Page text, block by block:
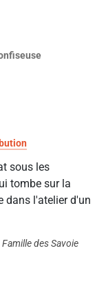
sous les
tombe sur la
dans l'atelier d'un
des Savoie